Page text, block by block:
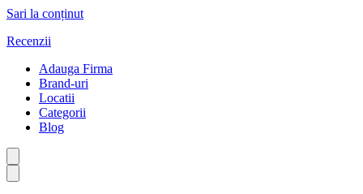
Sari la conținut
Recenzii
Adauga Firma
Brand-uri
Locatii
Categorii
Blog